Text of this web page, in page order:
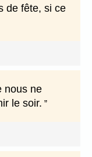
de fête, si ce
nous ne
le soir.